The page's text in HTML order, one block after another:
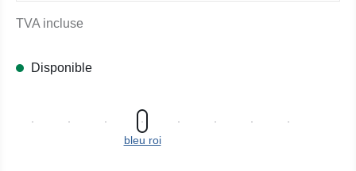
TVA incluse
Disponible
bleu roi